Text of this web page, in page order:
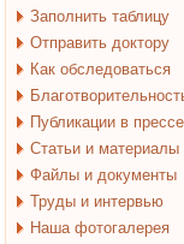
Заполнить таблицу
Отправить доктору
Как обследоваться
Публикации в прессе
Статьи и материалы
Файлы и документы
Труды и интервью
Наша фотогалерея